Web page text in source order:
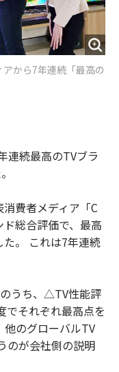
から7年連続「最高の
連続最高のTVブラ
費者メディア「C
総合評価で、最高
。 これは7年連続
うち、△TV性能評
それぞれ最高点を
他のグローバルTV
のが会社側の説明